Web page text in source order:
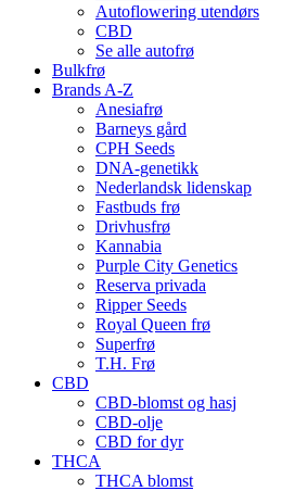
Autoflowering utendørs
CBD
Se alle autofrø
Bulkfrø
Brands A-Z
Anesiafrø
Barneys gård
CPH Seeds
DNA-genetikk
Nederlandsk lidenskap
Fastbuds frø
Drivhusfrø
Kannabia
Purple City Genetics
Reserva privada
Ripper Seeds
Royal Queen frø
Superfrø
T.H. Frø
CBD
CBD-blomst og hasj
CBD-olje
CBD for dyr
THCA
THCA blomst